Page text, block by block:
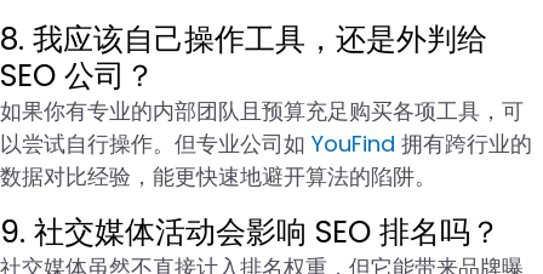
8. 我应该自己操作工具，还是外判给
SEO 公司？
如果你有专业的内部团队且预算充足购买各项工具，可
以尝试自行操作。但专业公司如 YouFind 拥有跨行业的
数据对比经验，能更快速地避开算法的陷阱。
9. 社交媒体活动会影响 SEO 排名吗？
社交媒体虽然不直接计入排名权重，但它能带来品牌曝